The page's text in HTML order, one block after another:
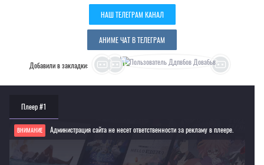
НАШ ТЕЛЕГРАМ КАНАЛ
АНИМЕ ЧАТ В ТЕЛЕГРАМ
Добавили в закладки:
Плеер #1
ВНИМАНИЕ Администрация сайта не несет ответственности за рекламу в плеере.
Если видео не работает, обновите страницу или выберите другой плеер!